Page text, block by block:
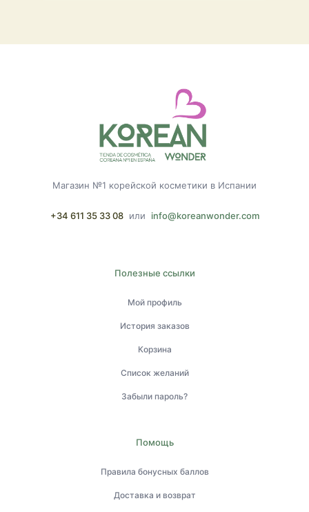
Магазин №1 корейской косметики в Испании
+34 611 35 33 08 или info@koreanwonder.com
Полезные ссылки
Мой профиль
История заказов
Корзина
Список желаний
Забыли пароль?
Помощь
Правила бонусных баллов
Доставка и возврат